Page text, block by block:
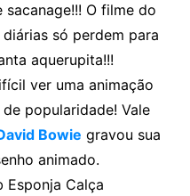
O filme do
só perdem para
aquerupita!!!
ver uma animação
popularidade! Vale
Bowie gravou sua
animado.
Esponja Calça